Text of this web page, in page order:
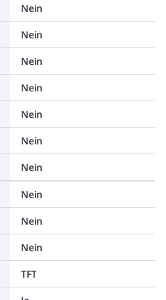
Nein
Nein
Nein
Nein
Nein
Nein
Nein
Nein
Nein
Nein
TFT